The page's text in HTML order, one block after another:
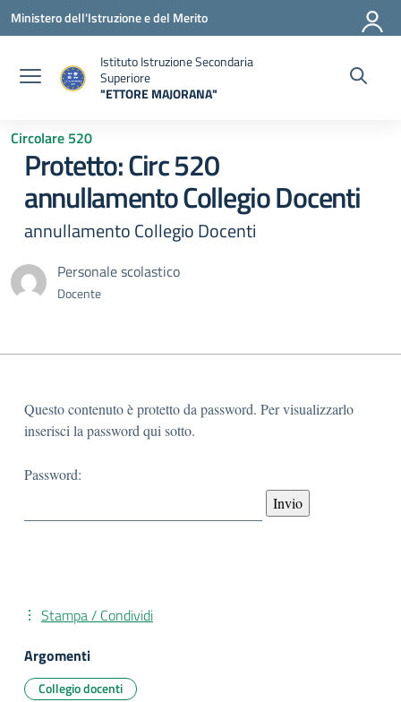
Vai ai contenuti
Vai al menu di navigazione
Vai al footer
Ministero dell'Istruzione e del Merito
Istituto Istruzione Secondaria
Superiore
"ETTORE MAJORANA"
Circolare 520
Protetto: Circ 520
annullamento Collegio Docenti
annullamento Collegio Docenti
Personale scolastico
Docente
Questo contenuto è protetto da password. Per visualizzarlo
inserisci la password qui sotto.
Password:
Stampa / Condividi
Argomenti
Collegio docenti